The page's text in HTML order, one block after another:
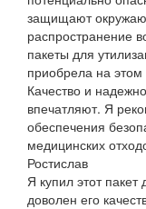
защищают
распространение
пакеты для
приобрела на
Качество и
впечатляют. Я
обеспечения
медицинских
Ростислав
Я купил этот
доволен его